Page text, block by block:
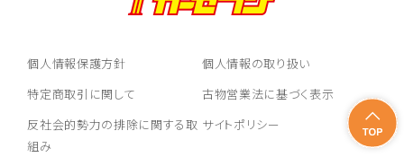
個人情報保護方針
個人情報の取り扱い
特定商取引に関して
古物営業法に基づく表示
反社会的勢力の排除に関する取
組み
サイトポリシー